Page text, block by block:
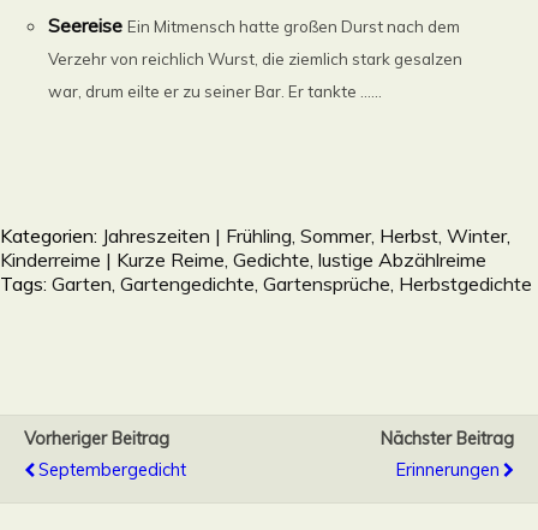
Seereise Ein Mitmensch hatte großen Durst nach dem
Verzehr von reichlich Wurst, die ziemlich stark gesalzen
war, drum eilte er zu seiner Bar. Er tankte ......
Kategorien: Jahreszeiten | Frühling, Sommer, Herbst, Winter,
Kinderreime | Kurze Reime, Gedichte, lustige Abzählreime
Tags: Garten, Gartengedichte, Gartensprüche Herbstgedichte
Vorheriger Beitrag
Septembergedicht
Nächster Beitrag
Erinnerungen